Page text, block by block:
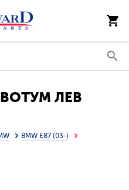
ЛЕВ
BMW E87 (03-)